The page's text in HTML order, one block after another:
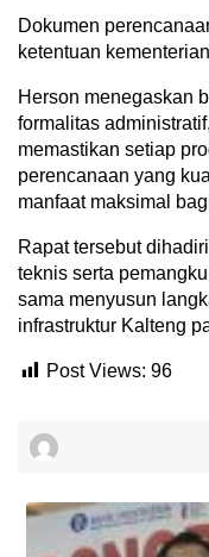
Dokumen
ketentuan
Herson menegaskan
formalitas
memastikan setiap
perencanaan yang
manfaat maksimal
Rapat tersebut
teknis serta
sama menyusun
infrastruktur Kalteng
Post Views: 96